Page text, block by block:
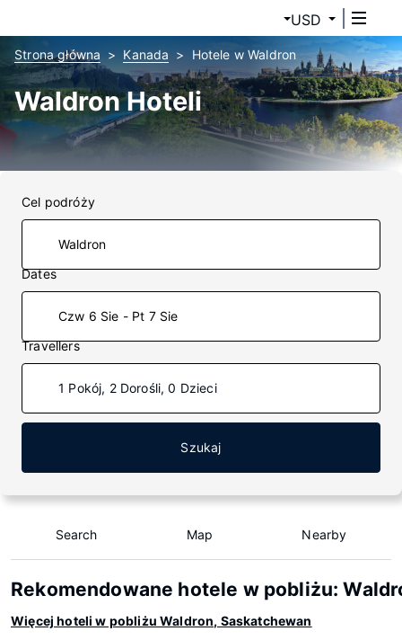
USD
Strona główna Kanada Hotele w Waldron
Waldron Hoteli
Cel podróży
Dates
Czw 6 Sie - Pt 7 Sie
Travellers
1 Pokój, 2 Dorośli, 0 Dzieci
Szukaj
Search Map Nearby
Rekomendowane hotele w pobliżu:
Więcej hoteli w pobliżu Waldron, Saskatchewan